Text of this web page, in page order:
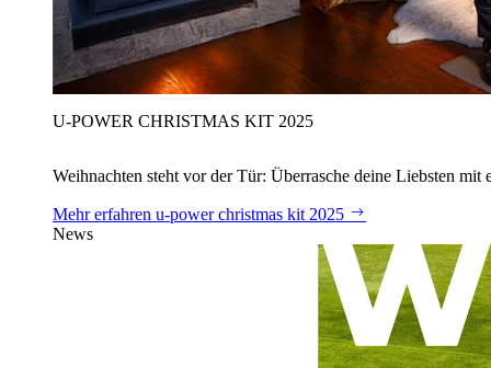
U‑POWER CHRISTMAS KIT 2025
Weihnachten steht vor der Tür: Überrasche deine Liebsten
Mehr erfahren u‑power christmas kit 2025
News